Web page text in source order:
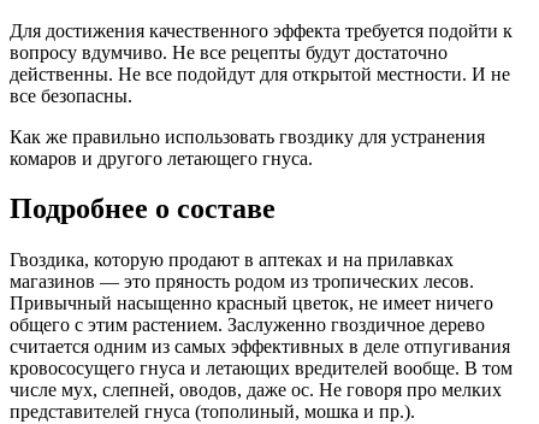
Для достижения качественного эффекта требуется подойти к
вопросу вдумчиво. Не все рецепты будут достаточно
действенны. Не все подойдут для открытой местности. И не
все безопасны.
Как же правильно использовать гвоздику для устранения
комаров и другого летающего гнуса.
Подробнее о составе
Гвоздика, которую продают в аптеках и на прилавках
магазинов — это пряность родом из тропических лесов.
Привычный насыщенно красный цветок, не имеет ничего
общего с этим растением. Заслуженно гвоздичное дерево
считается одним из самых эффективных в деле отпугивания
кровососущего гнуса и летающих вредителей вообще. В том
числе мух, слепней, оводов, даже ос. Не говоря про мелких
представителей гнуса (тополиный, мошка и пр.).